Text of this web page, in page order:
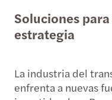
Soluciones
estrategia
La industria del
enfrenta a nuevas